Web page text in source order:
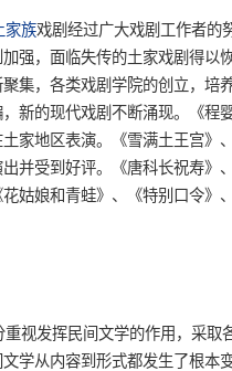
家族戏剧经过广大戏剧工作者的
强，面临失传的土家戏剧得以
集，各类戏剧学院的创立，培
新的现代戏剧不断涌现。《程
家地区表演。《雪满土王宫》
并受到好评。《唐科长祝寿》
姑娘和青蛙》、《特别口令》
视发挥民间文学的作用，采取
学从内容到形式都发生了根本